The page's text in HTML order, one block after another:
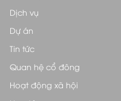
Dịch vụ
Dự án
Tin tức
Quan hệ cổ đông
Hoạt động xã hội